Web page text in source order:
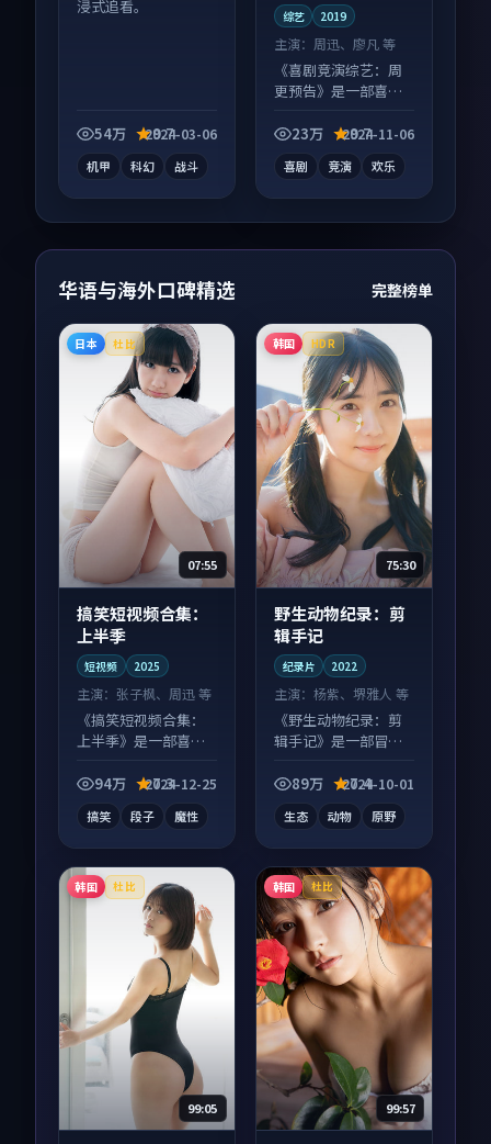
浸式追看。
54万 9.7
2024-03-06
机甲 科幻 战斗
综艺 2019
主演： 周迅、廖凡 等
《喜剧竞演综艺：周
更预告》是一部喜剧
事并行，细节值得二
23万 9.7
2024-11-06
喜剧 竞演 欢乐
华语与海外口碑精选 完整榜单
日本 杜比
07:55
搞笑短视频合集：
上半季
短视频 2025
主演： 张子枫、周迅 等
《搞笑短视频合集：
上半季》是一部喜剧
质感在线，配乐与镜
94万 7.3
2024-12-25
搞笑 段子 魔性
韩国 HDR
75:30
野生动物纪录：剪
辑手记
纪录片 2022
主演：杨紫、堺雅人 等
《野生动物纪录：剪
辑手记》是一部冒险
紧凑信息量大，适合
89万 7.4
2024-10-01
生态 动物 原野
韩国 杜比
99:05
韩国 杜比
99:57